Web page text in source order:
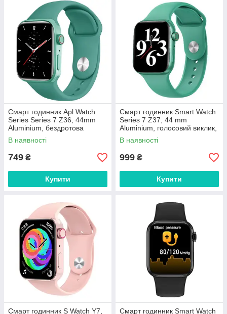
Смарт годинник Apl Watch
Series Series 7 Z36, 44mm
Aluminium, бездротова
зарядка, Кольори в наявності
Зелений
В наявності
749 ₴
Купити
Смарт годинник Smart Watch
Series 7 Z37, 44 mm
Aluminium, голосовий виклик,
бездротова зарядка Зелений
В наявності
999 ₴
Купити
Смарт годинник S Watch Y7,
Смарт годинник Smart Watch